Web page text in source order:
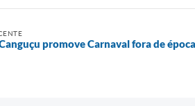
promove Carnaval fora de época